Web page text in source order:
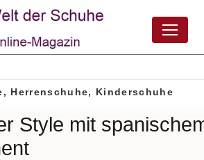
Herrenschuhe, Kinderschuhe
Style mit